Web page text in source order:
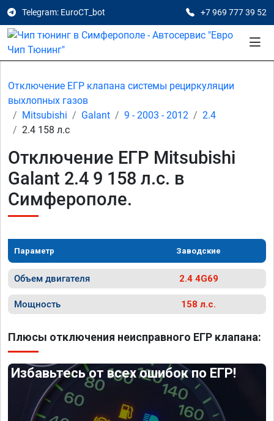
Telegram: EuroCT_bot +7 969 777 39 52
Отключение ЕГР клапана системы рециркуляции
выхлопных газов
Mitsubishi
Galant 9 - 2003 - 2012
2.4
2.4 158 л.с
Отключение ЕГР Mitsubishi
Galant 2.4 9 158 л.с. в
Симферополе.
Параметр Заводские
Объем двигателя 2.4 4G69
Мощность 158 л.с.
Плюсы отключения неисправного ЕГР клапана:
Избавьтесь от всех ошибок по ЕГР!